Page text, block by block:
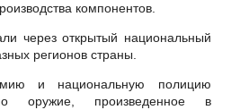
компонентов.
через открытый национальный
регионов страны.
и национальную полицию
оружие, произведенное в